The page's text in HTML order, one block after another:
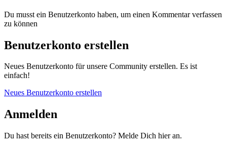
Du musst ein Benutzerkonto haben, um einen Kommentar verfassen
zu können
Benutzerkonto erstellen
Neues Benutzerkonto für unsere Community erstellen. Es ist
einfach!
Neues Benutzerkonto erstellen
Anmelden
Du hast bereits ein Benutzerkonto? Melde Dich hier an.